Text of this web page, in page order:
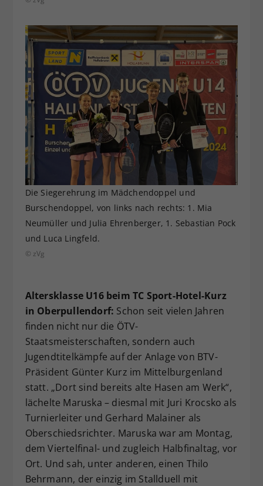
Die Siegerehrung im Mädchendoppel und
Burschendoppel, von links nach rechts: 1. Mia
Neumüller und Julia Ehrenberger, 1. Sebastian Pock
und Luca Lingfeld.
© zVg
Altersklasse U16 beim TC Sport-Hotel-Kurz
in Oberpullendorf: Schon seit vielen Jahren
finden nicht nur die ÖTV-
Staatsmeisterschaften, sondern auch
Jugendtitelkämpfe auf der Anlage von BTV-
Präsident Günter Kurz im Mittelburgenland
statt. „Dort sind bereits alte Hasen am Werk“,
lächelte Maruska – diesmal mit Juri Krocsko als
Turnierleiter und Gerhard Malainer als
Oberschiedsrichter. Maruska war am Montag,
dem Viertelfinal- und zugleich Halbfinaltag, vor
Ort. Und sah, unter anderen, einen Thilo
Behrmann, der einzig im Stallduell mit